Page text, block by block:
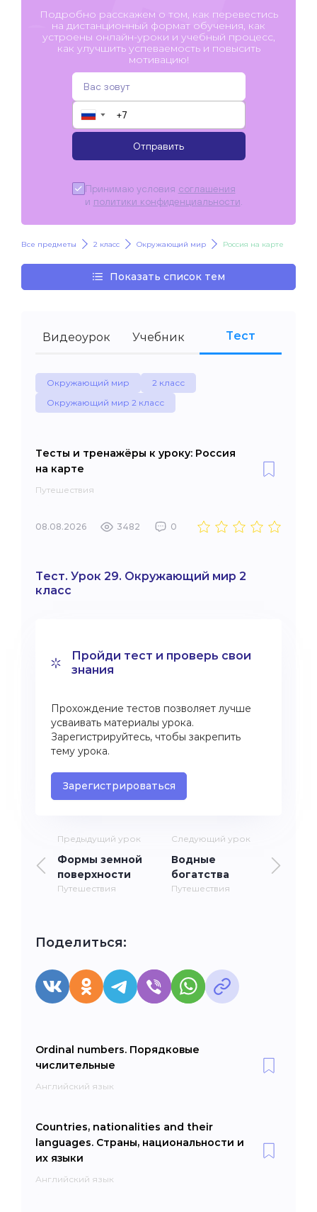
Подробно расскажем о том, как перевестись
на дистанционный формат обучения, как
устроены онлайн-уроки и учебный процесс,
как улучшить успеваемость и повысить
мотивацию!
▼
Отправить
Принимаю условия соглашения
и политики конфиденциальности
Все предметы 2 класс Окружающий мир Россия на карте
Показать список тем
Видеоурок Учебник Тест
Окружающий мир
2 класс
Окружающий мир 2 класс
Тесты и тренажёры к уроку: Россия
на карте
Путешествия
08.08.2026 3482 0
Тест. Урок 29. Окружающий мир 2
класс
Пройди тест и проверь свои
знания
Прохождение тестов позволяет лучше
усваивать материалы урока.
Зарегистрируйтесь, чтобы закрепить
тему урока.
Зарегистрироваться
Предыдущий урок
Формы земной
поверхности
Путешествия
Следующий урок
Водные
богатства
Путешествия
Поделиться:
Ordinal numbers. Порядковые
числительные
Английский язык
Countries, nationalities and their
languages. Страны, национальности и
их языки
Английский язык